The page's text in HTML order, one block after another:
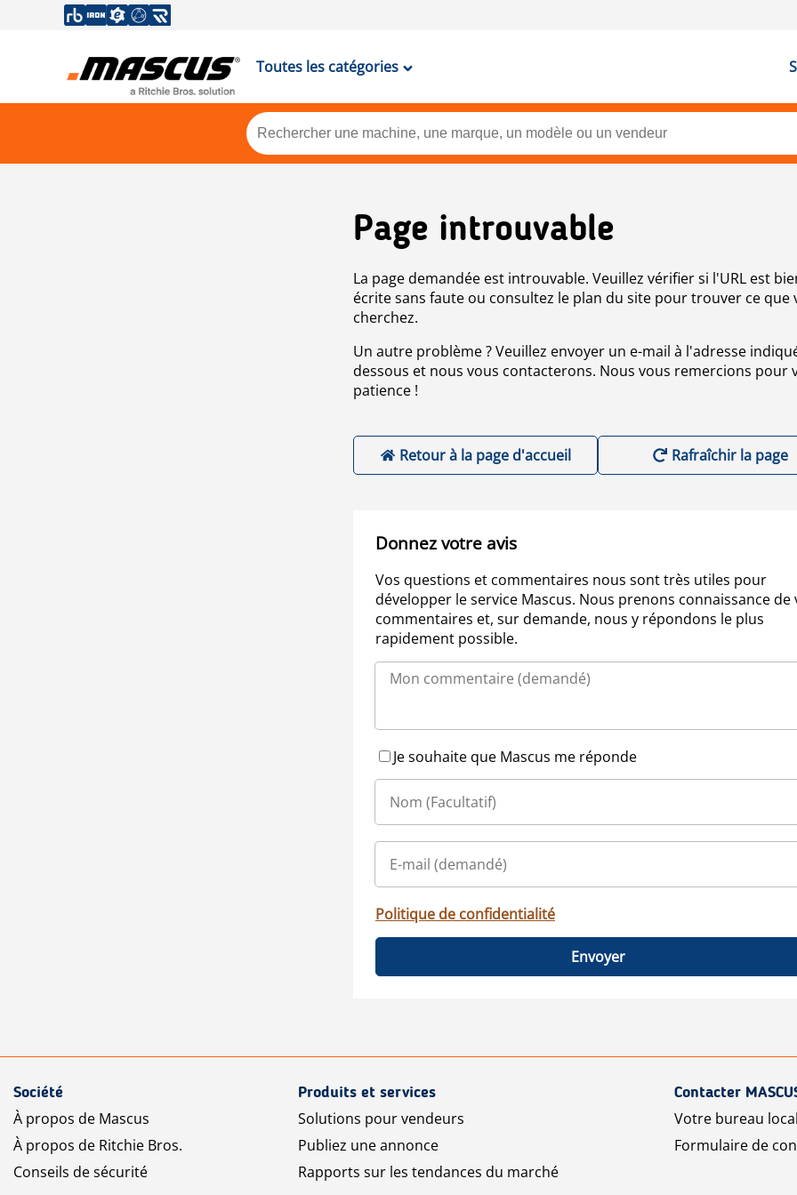
Toutes les catégories
Page introuvable
La page demandée est introuvable. Veuillez vérifier si l'URL est
écrite sans faute ou consultez le plan du site pour trouver ce que
cherchez.
Un autre problème ? Veuillez envoyer un e-mail à l'adresse
dessous et nous vous contacterons. Nous vous remercions pour
patience !
Retour à la page d'accueil Rafraîchir la page
Donnez votre avis
Vos questions et commentaires nous sont très utiles pour
développer le service Mascus. Nous prenons connaissance de
commentaires et, sur demande, nous y répondons le plus
rapidement possible.
Je souhaite que Mascus me réponde
Politique de confidentialité
Envoyer
Société
À propos de Mascus
À propos de Ritchie Bros.
Conseils de sécurité
Produits et services
Solutions pour vendeurs
Publiez une annonce
Rapports sur les tendances du marché
Contacter
Votre bureau
Formulaire de